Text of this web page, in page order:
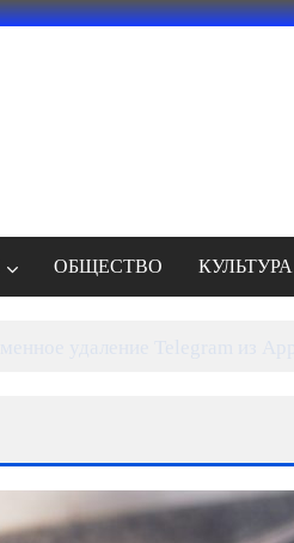
ОБЩЕСТВО КУЛЬТУРА